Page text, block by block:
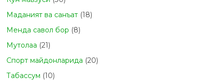
Маданият ва санъат (18)
Менда савол бор (8)
Мутолаа (21)
Спорт майдонларида (20)
Табасcум (10)